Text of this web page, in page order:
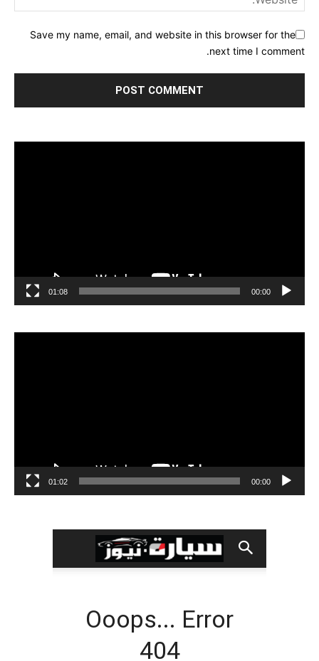
Save my name, email, and website in this browser for the
next time I comment.
00:00
01:08
00:00
01:02